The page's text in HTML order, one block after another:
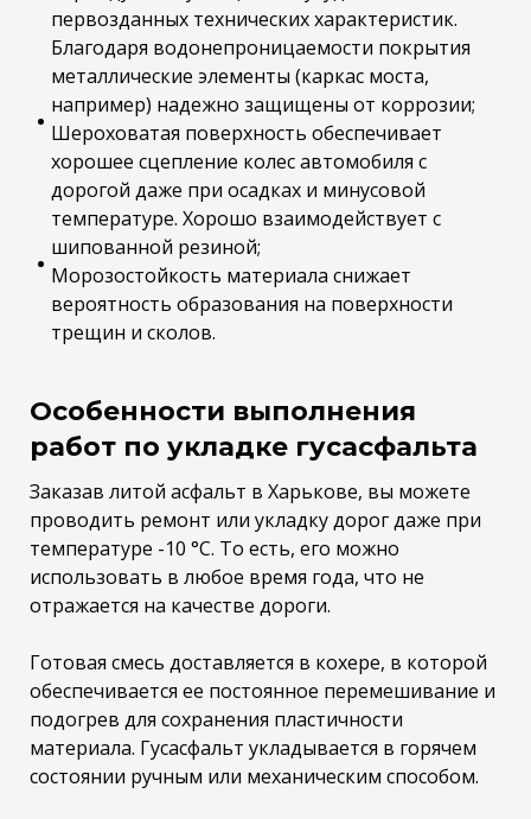
первозданных технических характеристик.
Благодаря водонепроницаемости покрытия
металлические элементы (каркас моста,
например) надежно защищены от коррозии;
Шероховатая поверхность обеспечивает
хорошее сцепление колес автомобиля с
дорогой даже при осадках и минусовой
температуре. Хорошо взаимодействует с
шипованной резиной;
Морозостойкость материала снижает
вероятность образования на поверхности
трещин и сколов.
Особенности выполнения
работ по укладке гусасфальта
Заказав литой асфальт в Харькове, вы можете
проводить ремонт или укладку дорог даже при
температуре -10 °C. То есть, его можно
использовать в любое время года, что не
отражается на качестве дороги.
Готовая смесь доставляется в кохере, в которой
обеспечивается ее постоянное перемешивание и
подогрев для сохранения пластичности
материала. Гусасфальт укладывается в горячем
состоянии ручным или механическим способом.